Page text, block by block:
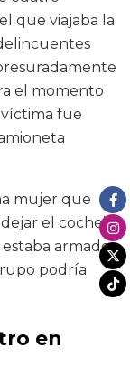
que viajaba la
el momento
fue
mujer que
el coche”.
armado
podría
en